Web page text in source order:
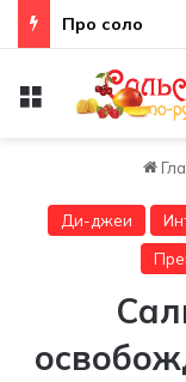
Неправильная
Меню
Ди-джеи